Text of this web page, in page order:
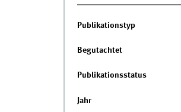
Publikationstyp
Begutachtet
Publikationsstatus
Jahr